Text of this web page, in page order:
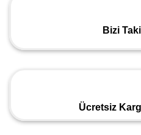
Bizi
Ücretsiz